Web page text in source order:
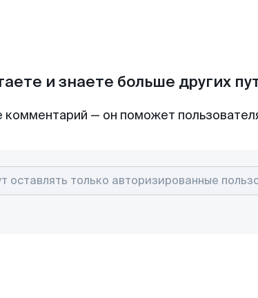
и знаете больше других
комментарий — он поможет